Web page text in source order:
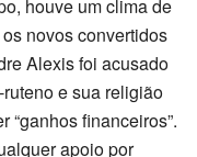
houve um clima de
novos convertidos
Alexis foi acusado
e sua religião
“ganhos financeiros”.
apoio por